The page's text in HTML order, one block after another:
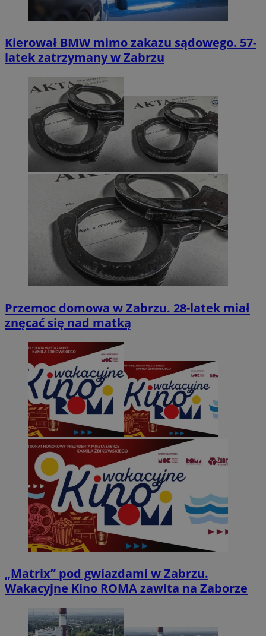
Kierował BMW mimo zakazu sądowego. 57-
latek zatrzymany w Zabrzu
Przemoc domowa w Zabrzu. 28-latek miał
znęcać się nad matką
„Matrix” pod gwiazdami w Zabrzu.
Wakacyjne Kino ROMA zawita na Zaborze